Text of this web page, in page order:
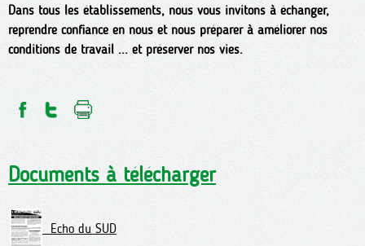
Dans tous les établissements, nous vous invitons à échanger,
reprendre confiance en nous et nous préparer à améliorer nos
conditions de travail ... et préserver nos vies.
Documents à télécharger
Echo du SUD